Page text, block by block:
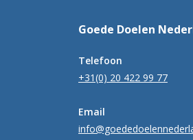
Goede Doelen
Telefoon
+31(0) 20 422 99 77
Email